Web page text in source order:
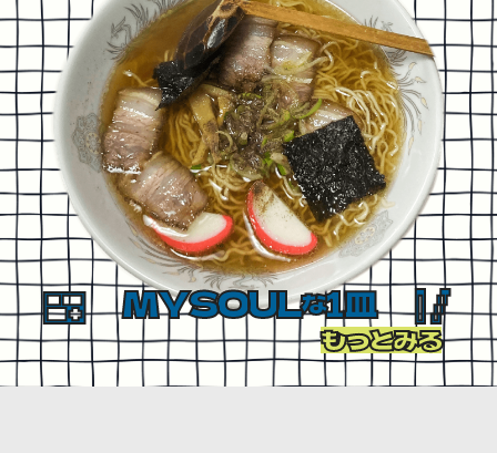
MYSOULな1皿
もっとみる